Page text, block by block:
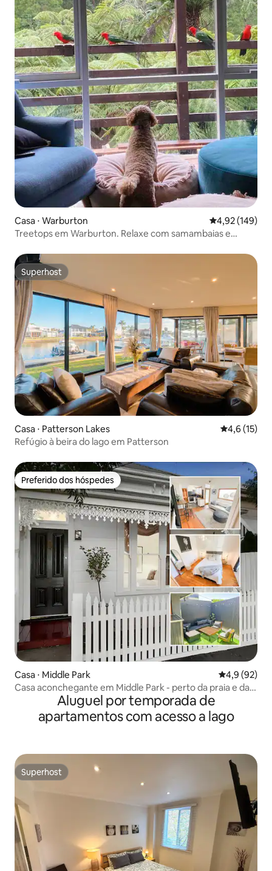
Casa ⋅ Warburton 4,92 de uma
4,92 (149)
Treetops em Warburton. Relaxe com samambaias e
Superhost
Superhost
Casa ⋅ Patterson Lakes 4,6 de uma
4,6 (15)
Refúgio à beira do lago em Patterson
Preferido dos hóspedes
Preferido dos hóspedes
Casa ⋅ Middle Park 4,9 de uma
4,9 (92)
Casa aconchegante em Middle Park - perto da praia e da
cidade + saunaAluguel por temporada de
apartamentos com acesso a lago
Superhost
Superhost